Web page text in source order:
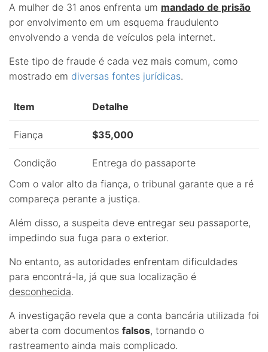
A mulher de 31 anos enfrenta um mandado de prisão
por envolvimento em um esquema fraudulento
envolvendo a venda de veículos pela internet.
Este tipo de fraude é cada vez mais comum, como
mostrado em diversas fontes jurídicas.
Item Detalhe
Fiança $35,000
Condição
Entrega do passaporte
Com o valor alto da fiança, o tribunal garante que a ré
compareça perante a justiça.
Além disso, a suspeita deve entregar seu passaporte,
impedindo sua fuga para o exterior.
No entanto, as autoridades enfrentam dificuldades
para encontrá-la, já que sua localização é
desconhecida.
A investigação revela que a conta bancária utilizada foi
aberta com documentos falsos, tornando o
rastreamento ainda mais complicado.